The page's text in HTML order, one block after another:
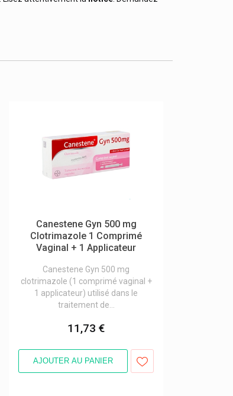
Canestene Gyn 500 mg
Clotrimazole 1 Comprimé
Vaginal + 1 Applicateur
Canestene Gyn 500 mg
clotrimazole (1 comprimé vaginal +
1 applicateur) utilisé dans le
traitement de...
11,73 €
AJOUTER AU PANIER